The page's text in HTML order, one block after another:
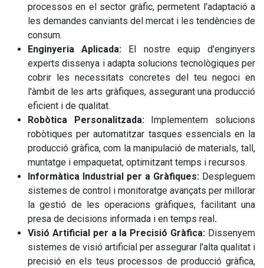
processos en el sector gràfic, permetent l'adaptació a
les demandes canviants del mercat i les tendències de
consum.
Enginyeria Aplicada:
El nostre equip d'enginyers
experts dissenya i adapta solucions tecnològiques per
cobrir les necessitats concretes del teu negoci en
l'àmbit de les arts gràfiques, assegurant una producció
eficient i de qualitat.
Robòtica Personalitzada:
Implementem solucions
robòtiques per automatitzar tasques essencials en la
producció gràfica, com la manipulació de materials, tall,
muntatge i empaquetat, optimitzant temps i recursos.
Informàtica Industrial per a Gràfiques: Despleguem
sistemes de control i monitoratge avançats per millorar
la gestió de les operacions gràfiques, facilitant una
presa de decisions informada i en temps real .
Visió Artificial per a la Precisió Gràfica: Dissenyem
sistemes de visió artificial per assegurar l'alta qualitat i
precisió en els teus processos de producció gràfica,